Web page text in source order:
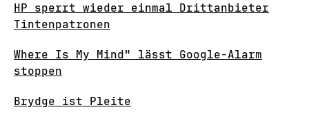
HP sperrt wieder einmal Drittanbieter
Tintenpatronen
Where Is My Mind" lässt Google-Alarm
stoppen
Brydge ist Pleite